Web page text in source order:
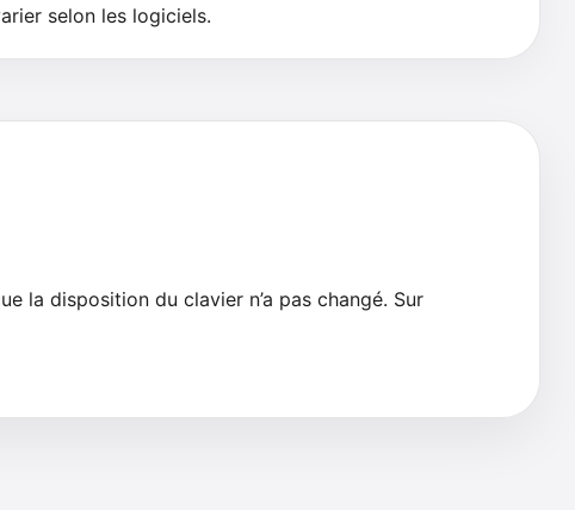
selon les logiciels.
la disposition du clavier n’a pas changé. Sur